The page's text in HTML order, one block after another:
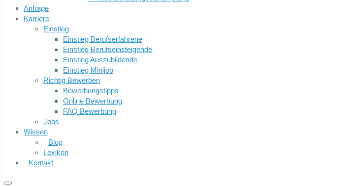
Anfrage
Karriere
Einstieg
Einstieg Berufserfahrene
Einstieg Berufseinsteigende
Einstieg Auszubildende
Einstieg Minijob
Richtig Bewerben
Bewerbungstipps
Online Bewerbung
FAQ Bewerbung
Jobs
Wissen
Blog
Lexikon
Kontakt